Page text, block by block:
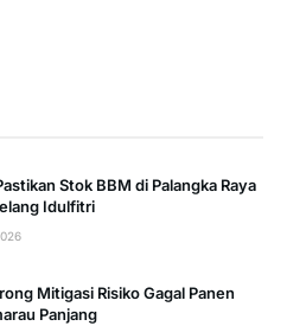
Stok BBM di Palangka Raya
Idulfitri
Mitigasi Risiko Gagal Panen
Panjang